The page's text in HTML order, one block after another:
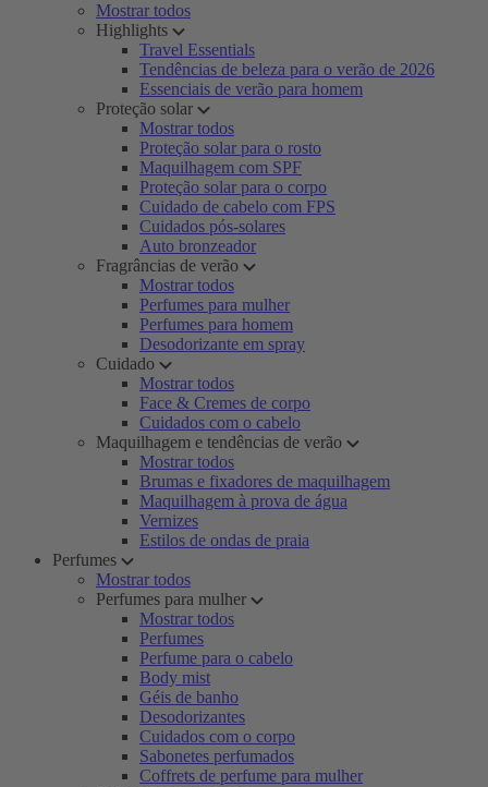
Mostrar todos
Highlights
Travel Essentials
Tendências de beleza para o verão de 2026
Essenciais de verão para homem
Proteção solar
Mostrar todos
Proteção solar para o rosto
Maquilhagem com SPF
Proteção solar para o corpo
Cuidado de cabelo com FPS
Cuidados pós-solares
Auto bronzeador
Fragrâncias de verão
Mostrar todos
Perfumes para mulher
Perfumes para homem
Desodorizante em spray
Cuidado
Mostrar todos
Face & Cremes de corpo
Cuidados com o cabelo
Maquilhagem e tendências de verão
Mostrar todos
Brumas e fixadores de maquilhagem
Maquilhagem à prova de água
Vernizes
Estilos de ondas de praia
Perfumes
Mostrar todos
Perfumes para mulher
Mostrar todos
Perfumes
Perfume para o cabelo
Body mist
Géis de banho
Desodorizantes
Cuidados com o corpo
Sabonetes perfumados
Coffrets de perfume para mulher